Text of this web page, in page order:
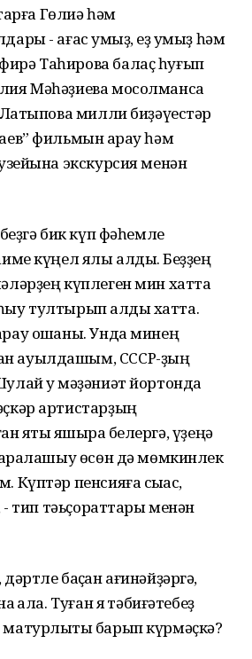
Гөлиә һәм
- ағас ҡумыҙ, еҙ ҡумыҙ һәм
Таһирова балаҫ һуғып
Мәһәҙиева мосолманса
милли биҙәүестәр
фильмын ҡарау һәм
экскурсия менән
бик күп фәһемле
күңел ялы алдыҡ. Беҙҙең
күплеген мин хатта
тултырып алдыҡ хатта.
оҡшаны. Унда минең
ауылдашым, СССР-ҙың
уҡ мәҙәниәт йортонда
артистарҙың
яҡшыраҡ белергә, үҙеңә
аралашыу өсөн дә мөмкинлек
пенсияға сыҡҡас,
тип тәьҫораттары менән
баҫҡан ағинәйҙәргә,
Туған яҡ тәбиғәтебеҙ
барып күрмәҫкә?